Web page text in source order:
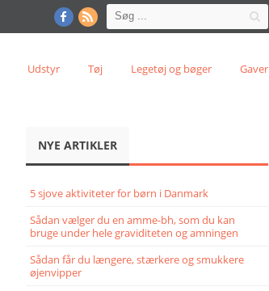
Udstyr Tøj Legetøj og bøger Gaver
NYE ARTIKLER
5 sjove aktiviteter for børn i Danmark
Sådan vælger du en amme-bh, som du kan
bruge under hele graviditeten og amningen
Sådan får du længere, stærkere og smukkere
øjenvipper